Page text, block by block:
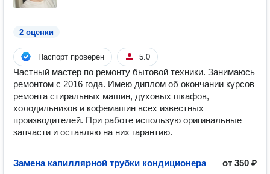
2 оценки
Паспорт проверен 5.0
Частный мастер по ремонту бытовой техники. Занимаюсь
ремонтом с 2016 года. Имею диплом об окончании курсов
ремонта стиральных машин, духовых шкафов,
холодильников и кофемашин всех известных
производителей. При работе использую оригинальные
запчасти и оставляю на них гарантию.
Замена капиллярной трубки кондиционера от 350 ₽